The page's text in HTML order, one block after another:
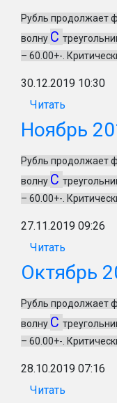
Рубль продолжает
волну C
– 60.00+-.
30.12.2019 10:30
Читать
Ноябрь
Рубль продолжает
волну C
– 60.00+-.
27.11.2019 09:26
Читать
Октябрь
Рубль продолжает
волну C
– 60.00+-.
28.10.2019 07:16
Читать